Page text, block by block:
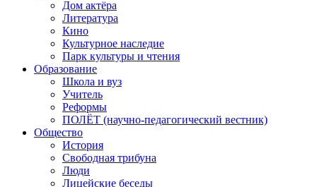
Дом актёра
Литература
Кино
Культурное наследие
Парк культуры и чтения
Образование
Школа и вуз
Учитель
Реформы
ПОЛЁТ (научно-педагогический вестник)
Общество
История
Свободная трибуна
Люди
Лицейские беседы